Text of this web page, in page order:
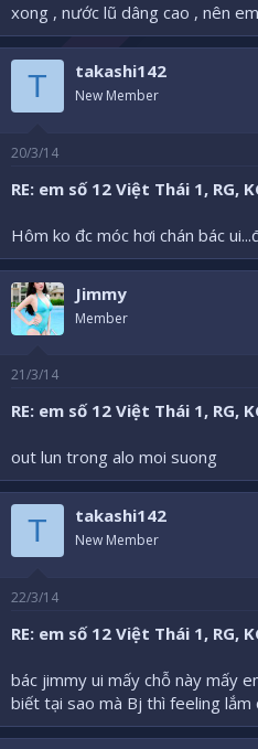
xong , nước lũ dâng cao , nên
T takashi142
New Member
20/3/14
RE: em số 12 Việt Thái 1, RG,
Hôm ko đc móc hơi chán bác
Jimmy
Member
21/3/14
RE: em số 12 Việt Thái 1, RG,
out lun trong alo moi suong
T takashi142
New Member
22/3/14
RE: em số 12 Việt Thái 1, RG,
bác jimmy ui mấy chỗ này mấy
biết tại sao mà Bj thì feeling lắm